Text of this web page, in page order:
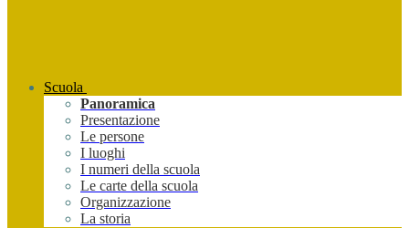
Scuola
Panoramica
Presentazione
Le persone
I luoghi
I numeri della scuola
Le carte della scuola
Organizzazione
La storia